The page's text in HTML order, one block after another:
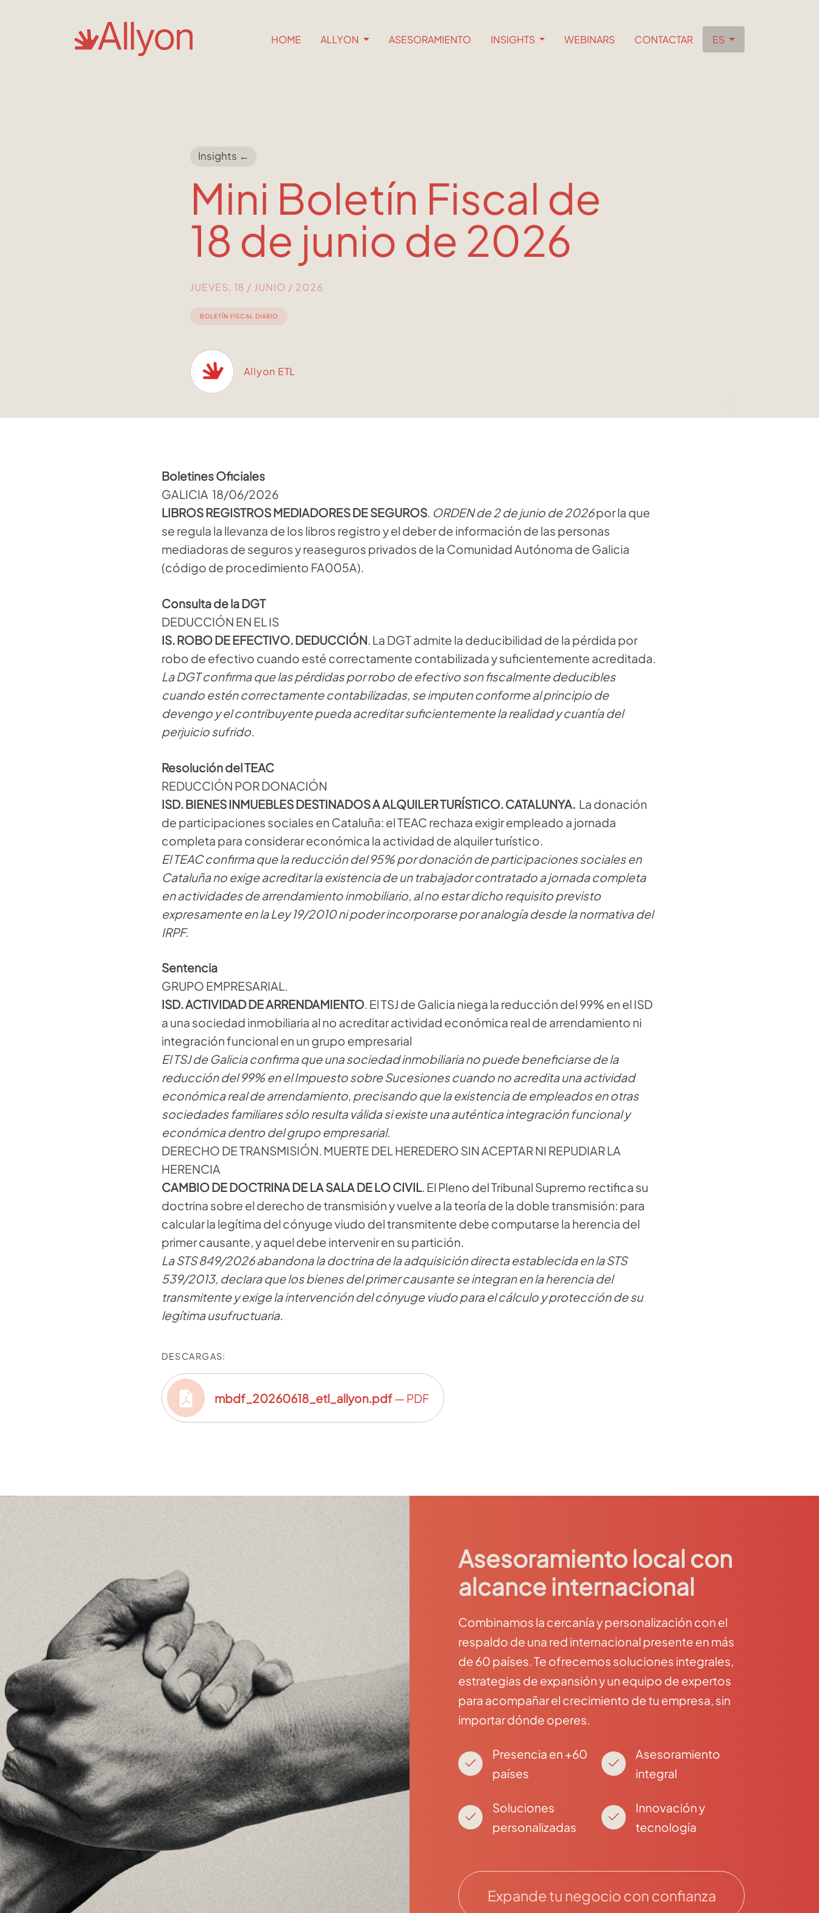
HOME ALLYON ASESORAMIENTO INSIGHTS WEBINARS CONTACTAR ES
Insights ←
Mini Boletín Fiscal de
18 de junio de 2026
JUEVES, 18 / JUNIO / 2026
BOLETÍN FISCAL DIARIO
Allyon ETL
Boletines Oficiales
GALICIA 18/06/2026
LIBROS REGISTROS MEDIADORES DE SEGUROS. ORDEN de 2 de junio de 2026por la que
se regula la llevanza de los libros registro y el deber de información de las personas
mediadoras de seguros y reaseguros privados de la Comunidad Autónoma de Galicia
(código de procedimiento FA005A).
Consulta de la DGT
DEDUCCIÓN EN EL IS
IS. ROBO DE EFECTIVO. DEDUCCIÓN. La DGT admite la deducibilidad de la pérdida por
robo de efectivo cuando esté correctamente contabilizada y suficientemente acreditada.
La DGT confirma que las pérdidas por robo de efectivo son fiscalmente deducibles
cuando estén correctamente contabilizadas, se imputen conforme al principio de
devengo y el contribuyente pueda acreditar suficientemente la realidad y cuantía del
perjuicio sufrido.
Resolución del TEAC
REDUCCIÓN POR DONACIÓN
ISD. BIENES INMUEBLES DESTINADOS A ALQUILER TURÍSTICO. CATALUNYA.La donación
de participaciones sociales en Cataluña: el TEAC rechaza exigir empleado a jornada
completa para considerar económica la actividad de alquiler turístico.
El TEAC confirma que la reducción del 95% por donación de participaciones sociales en
Cataluña no exige acreditar la existencia de un trabajador contratado a jornada completa
en actividades de arrendamiento inmobiliario, al no estar dicho requisito previsto
expresamente en la Ley 19/2010 ni poder incorporarse por analogía desde la normativa del
IRPF.
Sentencia
GRUPO EMPRESARIAL.
ISD. ACTIVIDAD DE ARRENDAMIENTO. El TSJ de Galicia niega la reducción del 99% en el ISD
a una sociedad inmobiliaria al no acreditar actividad económica real de arrendamiento ni
integración funcional en un grupo empresarial
El TSJ de Galicia confirma que una sociedad inmobiliaria no puede beneficiarse de la
reducción del 99% en el Impuesto sobre Sucesiones cuando no acredita una actividad
económica real de arrendamiento, precisando que la existencia de empleados en otras
sociedades familiares sólo resulta válida si existe una auténtica integración funcional y
económica dentro del grupo empresarial.
DERECHO DE TRANSMISIÓN. MUERTE DEL HEREDERO SIN ACEPTAR NI REPUDIAR LA
HERENCIA
CAMBIO DE DOCTRINA DE LA SALA DE LO CIVIL. El Pleno del Tribunal Supremo rectifica su
doctrina sobre el derecho de transmisión y vuelve a la teoría de la doble transmisión: para
calcular la legítima del cónyuge viudo del transmitente debe computarse la herencia del
primer causante, y aquel debe intervenir en su partición.
La STS 849/2026 abandona la doctrina de la adquisición directa establecida en la STS
539/2013, declara que los bienes del primer causante se integran en la herencia del
transmitente y exige la intervención del cónyuge viudo para el cálculo y protección de su
legítima usufructuaria.
DESCARGAS:
mbdf_20260618_etl_allyon.pdf— PDF
Asesoramiento local con
alcance internacional
Combinamos la cercanía y personalización con el
respaldo de una red internacional presente en más
de 60 países. Te ofrecemos soluciones integrales,
estrategias de expansión y un equipo de expertos
para acompañar el crecimiento de tu empresa, sin
importar dónde operes.
Presencia en +60
países
Soluciones
personalizadas
Asesoramiento
integral
Innovación y
tecnología
Expande tu negocio con confianza